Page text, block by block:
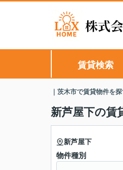
賃貸検索
｜茨木市で賃貸物件を
新芦屋下の賃
新芦屋下
物件種別